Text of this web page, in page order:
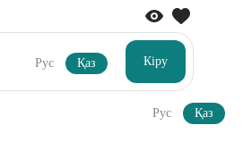
Рус Қаз Кіру
Рус Қаз